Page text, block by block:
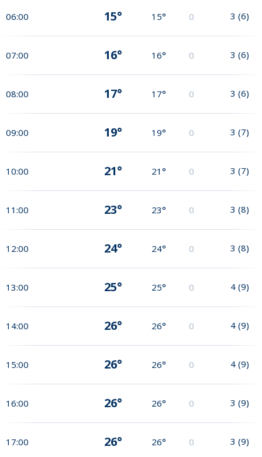
06:00 15° 15° 0 3 (6)
07:00 16° 16° 0 3 (6)
08:00 17° 17° 0 3 (6)
09:00 19° 19° 0 3 (7)
10:00 21° 21° 0 3 (7)
11:00 23° 23° 0 3 (8)
12:00 24° 24° 0 3 (8)
13:00 25° 25° 0 4 (9)
14:00 26° 26° 0 4 (9)
15:00 26° 26° 0 4 (9)
16:00 26° 26° 0 3 (9)
17:00 26° 26° 0 3 (9)